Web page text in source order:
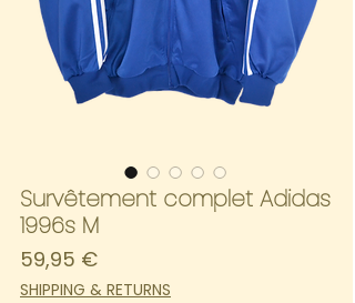
Survêtement complet Adidas
1996s M
59,95 €Prix
SHIPPING & RETURNS